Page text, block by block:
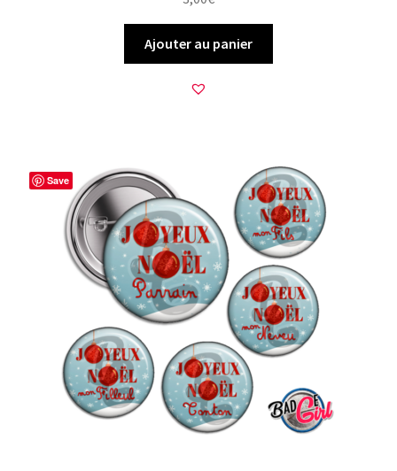
Ajouter au panier
Save